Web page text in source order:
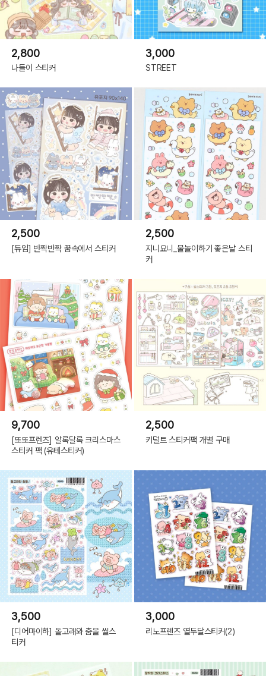
2,800
나들이 스티커
3,000
STREET
2,500
[듀임] 반짝반짝 꿈속에서 스티커
2,500
지니요니_물놀이하기 좋은날 스티
커
9,700
[또또프렌즈] 알록달록 크리스마스
스티커 팩 (유테스티커)
2,500
키덜트 스티커팩 개별 구매
3,500
[디어마이하] 돌고래와 춤을 씰스
티커
3,000
리노프렌즈 열두달스티커(2)